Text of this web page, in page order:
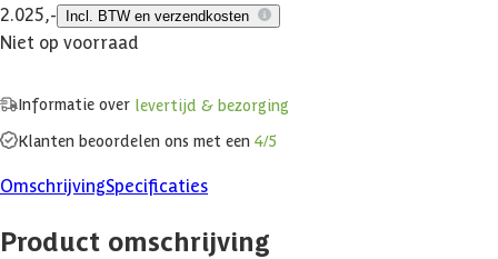
2.025,- Incl. BTW en verzendkosten
Niet op voorraad
Informatie over levertijd & bezorging
Klanten beoordelen ons met een 4/5
OmschrijvingSpecificaties
Product omschrijving